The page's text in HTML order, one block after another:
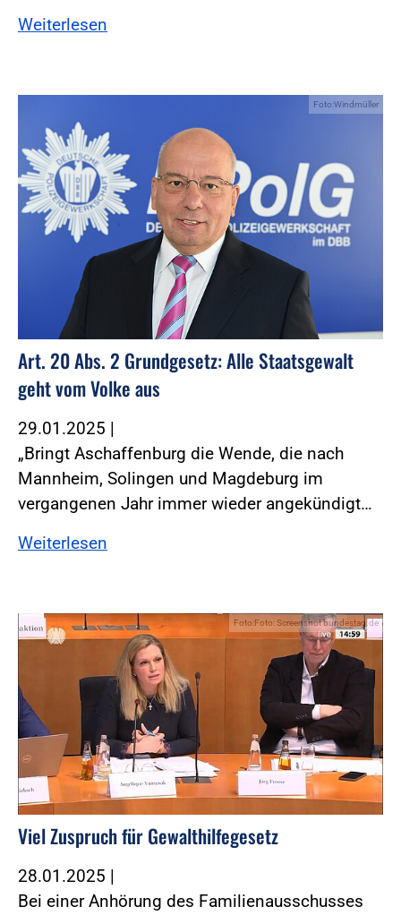
Weiterlesen
Foto:Windmüller
Art. 20 Abs. 2 Grundgesetz: Alle Staatsgewalt
geht vom Volke aus
29.01.2025 |
„Bringt Aschaffenburg die Wende, die nach
Mannheim, Solingen und Magdeburg im
vergangenen Jahr immer wieder angekündigt…
Weiterlesen
Foto:Foto: Screenshot bundestag.de
Viel Zuspruch für Gewalthilfegesetz
28.01.2025 |
Bei einer Anhörung des Familienausschusses